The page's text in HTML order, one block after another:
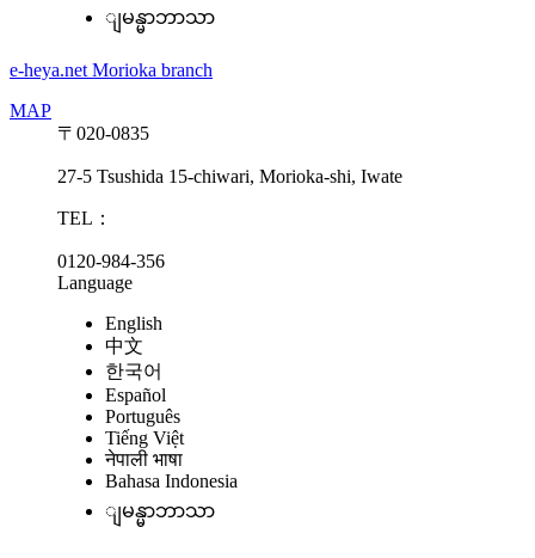
ျမန္မာဘာသာ
e-heya.net Morioka branch
MAP
〒020-0835
27-5 Tsushida 15-chiwari, Morioka-shi, Iwate
TEL：
0120-984-356
Language
English
中文
한국어
Español
Português
Tiếng Việt
नेपाली भाषा
Bahasa Indonesia
ျမန္မာဘာသာ